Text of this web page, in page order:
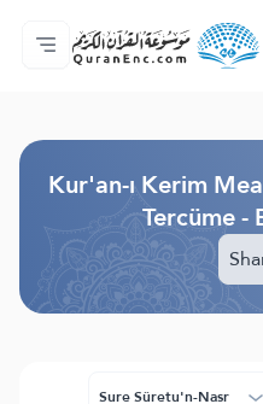
Anasayfa
Mealler Fihristi
Audio
Geliştirici
Proje Hakkında
Biz bilen hab
Geçerli dil
Kur'an-ı Kerim
Tercüme -
Sure Sûretu'n-Nasr